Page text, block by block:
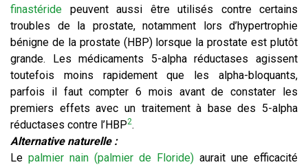
finastéride peuvent aussi être utilisés contre certains
troubles de la prostate, notamment lors d’hypertrophie
bénigne de la prostate (HBP) lorsque la prostate est plutôt
grande. Les médicaments 5-alpha réductases agissent
toutefois moins rapidement que les alpha-bloquants,
parfois il faut compter 6 mois avant de constater les
premiers effets avec un traitement à base des 5-alpha
réductases contre l’HBP2.
Alternative naturelle :
Le palmier nain (palmier de Floride) aurait une efficacité